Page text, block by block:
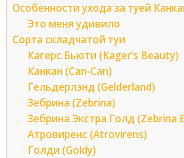
Особенности ухода за туей
Это меня удивило
Сорта складчатой туи
Кагерс Бьюти (Kager’s Beauty)
Канкан (Can-Can)
Гельдерлэнд (Gelderland)
Зебрина (Zebrina)
Зебрина Экстра Голд (Zebrina
Атровиренс (Atrovirens)
Голди (Goldy)